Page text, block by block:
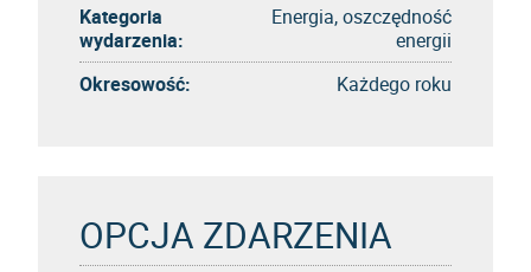
Kategoria
wydarzenia:
Energia, oszczędność
energii
Okresowość:
Każdego roku
OPCJA ZDARZENIA